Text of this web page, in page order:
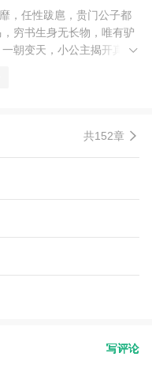
，任性跋扈，贵门公子都
穷书生身无长物，唯有驴
朝变天，小公主揭开真
断收拾包袱跑路了。 后
藏一辈子。”小公主浓密的
共152章
写评论